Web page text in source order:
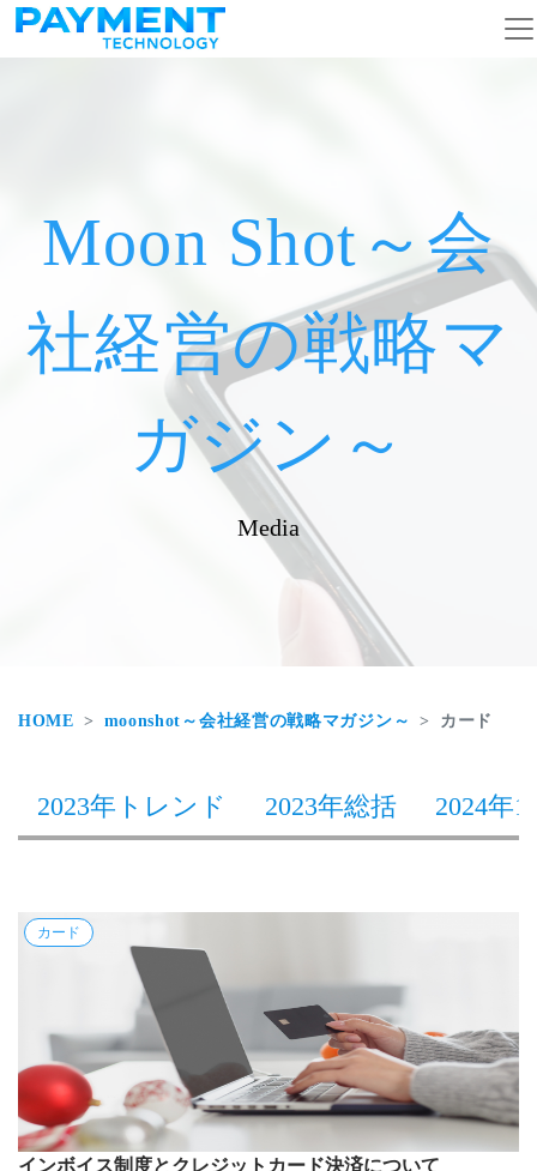
コンテンツへスキップ
メインナビゲーション
Moon Shot～会
社経営の戦略マ
ガジン～
Media
HOME moonshot～会社経営の戦略マガジン～ カード
2023年トレンド 2023年総括 2024年1
カード
インボイス制度とクレジットカード決済について